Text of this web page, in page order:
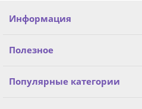
Информация
Полезное
Популярные категории